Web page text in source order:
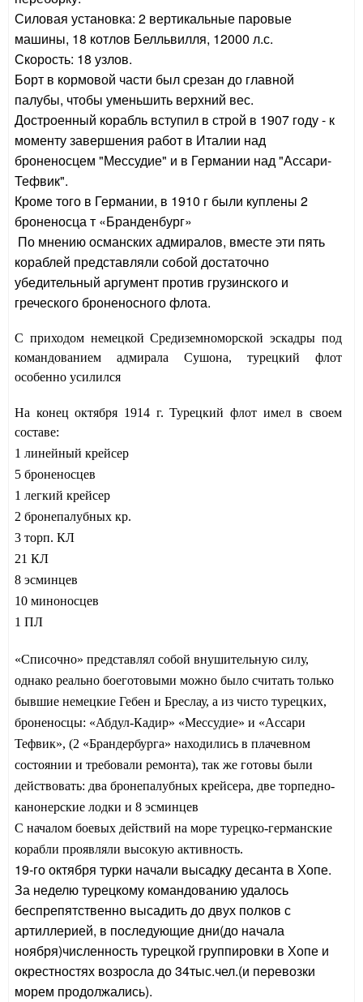
Силовая установка: 2 вертикальные паровые
машины, 18 котлов Белльвилля, 12000 л.с.
Скорость: 18 узлов.
Борт в кормовой части был срезан до главной
палубы, чтобы уменьшить верхний вес.
Достроенный корабль вступил в строй в 1907 году - к
моменту завершения работ в Италии над
броненосцем "Мессудие" и в Германии над "Ассари-
Тефвик".
Кроме того в Германии, в 1910 г были куплены 2
броненосца т «Бранденбург»
По мнению османских адмиралов, вместе эти пять
кораблей представляли собой достаточно
убедительный аргумент против грузинского и
греческого броненосного флота.
С приходом немецкой Средиземноморской эскадры под
командованием адмирала Сушона, турецкий флот
особенно усилился
На конец октября 1914 г. Турецкий флот имел в своем
составе:
1 линейный крейсер
5 броненосцев
1 легкий крейсер
2 бронепалубных кр.
3 торп. КЛ
21 КЛ
8 эсминцев
10 миноносцев
1 ПЛ
«Списочно» представлял собой внушительную силу,
однако реально боеготовыми можно было считать только
бывшие немецкие Гебен и Бреслау, а из чисто турецких,
броненосцы: «Абдул-Кадир» «Мессудие» и «Ассари
Тефвик», (2 «Брандербурга» находились в плачевном
состоянии и требовали ремонта), так же готовы были
действовать: два бронепалубных крейсера, две торпедно-
канонерские лодки и 8 эсминцев
С началом боевых действий на море турецко-германские
корабли проявляли высокую активность.
19-го октября турки начали высадку десанта в Хопе.
За неделю турецкому командованию удалось
беспрепятственно высадить до двух полков с
артиллерией, в последующие дни(до начала
ноября)численность турецкой группировки в Хопе и
окрестностях возросла до 34тыс.чел.(и перевозки
морем продолжались).